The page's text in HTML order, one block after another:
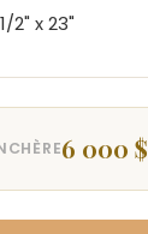
2" x 23"
6 000 $